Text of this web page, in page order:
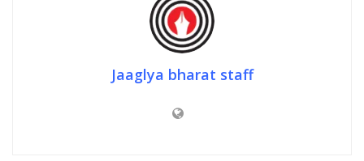
Jaaglya bharat staff